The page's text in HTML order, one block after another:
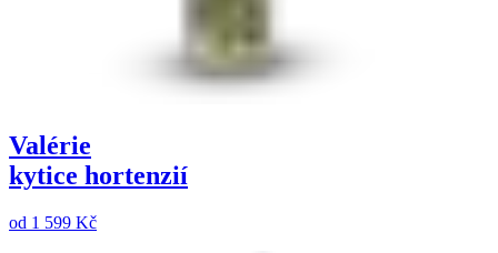
Valérie
kytice hortenzií
od 1 599 Kč